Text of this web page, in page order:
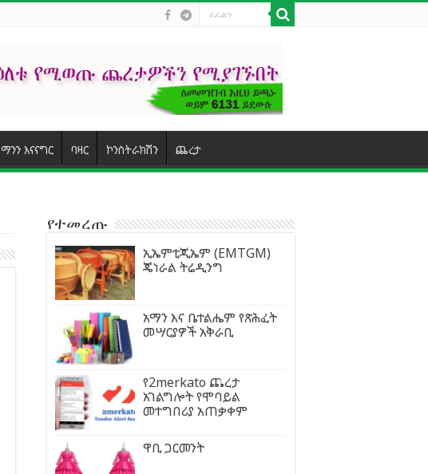
ማንን እናናግር ባዛር ኮንስትራክሽን ጨረታ
የተመረጡ
ኢኤምቲጂኤም (EMTGM)
ጄነራል ትሬዲንግ
አማን እና ቤተልሔም የጽሕፈት
መሣርያዎች አቅራቢ
የ2merkato ጨረታ
አገልግሎት የሞባይል
መተግበሪያ አጠቃቀም
ዋቢ ጋርመንት